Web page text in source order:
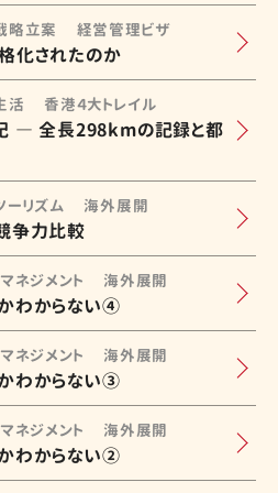
略立案 経営管理ビザ
化されたのか
活 香港４大トレイル
― 全長298kmの記録と都
ーリズム 海外展開
争力比較
ネジメント 海外展開
わからない④
ネジメント 海外展開
わからない③
ネジメント 海外展開
わからない②